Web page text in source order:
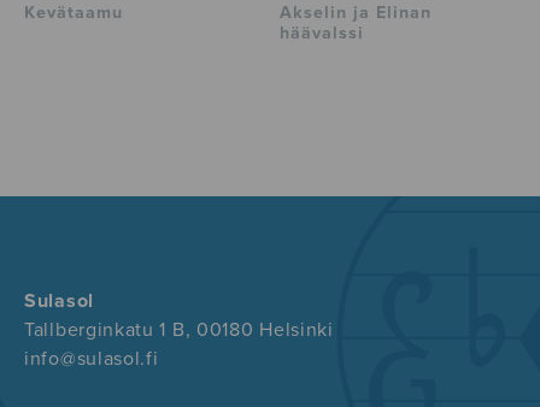
Kevätaamu
Akselin ja Elinan
häävalssi
Sulasol
Tallberginkatu 1 B, 00180 Helsinki
info@sulasol.fi